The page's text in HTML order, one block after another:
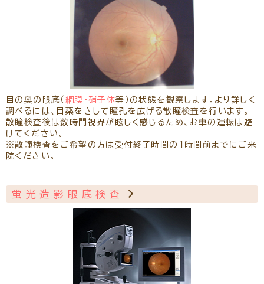
目の奥の眼底（ 網膜・硝子体等）の状態を観察します。より詳しく
調べるには、目薬をさして瞳孔を広げる散瞳検査を行います。
散瞳検査後は数時間視界が眩しく感じるため、お車の運転は避
けてください。
※散瞳検査をご希望の方は受付終了時間の1時間前までにご来
院ください。
蛍光造影眼底検査